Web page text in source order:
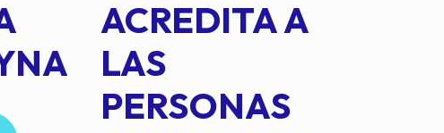
ACREDITA A
LAS
PERSONAS